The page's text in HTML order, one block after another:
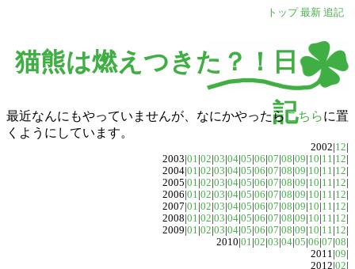
トップ 最新 追記
猫熊は燃えつきた？！日
記
最近なんにもやっていませんが、なにかやったら こちらに置
くようにしています。
2002|12|
2003|01|02|03|04|05|06|07|08|09|10|11|12|
2004|01|02|03|04|05|06|07|08|09|10|11|12|
2005|01|02|03|04|05|06|07|08|09|10|11|12|
2006|01|02|03|04|05|06|07|08|09|10|11|12|
2007|01|02|03|04|05|06|07|08|09|10|11|12|
2008|01|02|03|04|05|06|07|08|09|10|11|12|
2009|01|02|03|04|05|06|07|08|09|10|11|12|
2010|01|02|03|04|05|06|07|08|
2011|09|
2012|02|